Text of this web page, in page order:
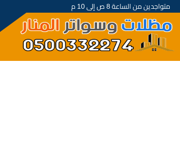
متواجدين من الساعة 8 ص إلى 10 م